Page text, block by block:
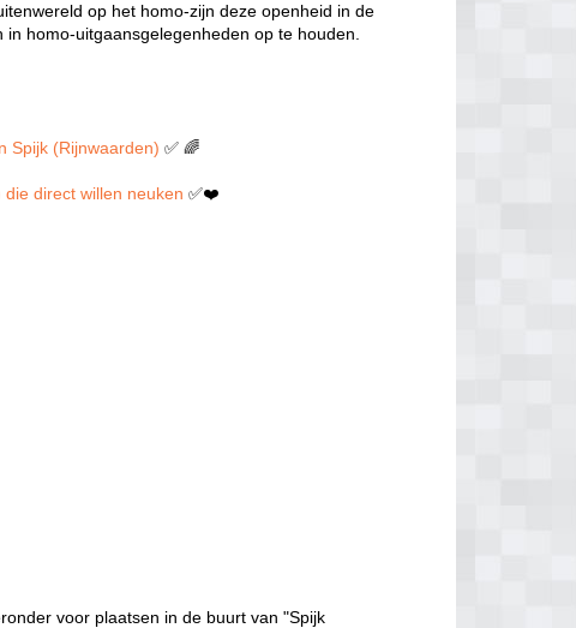
op het homo-zijn deze openheid in de
homo-uitgaansgelegenheden op te houden.
Spijk (Rijnwaarden) ✅ 🌈
die direct willen neuken✅❤️
voor plaatsen in de buurt van "Spijk